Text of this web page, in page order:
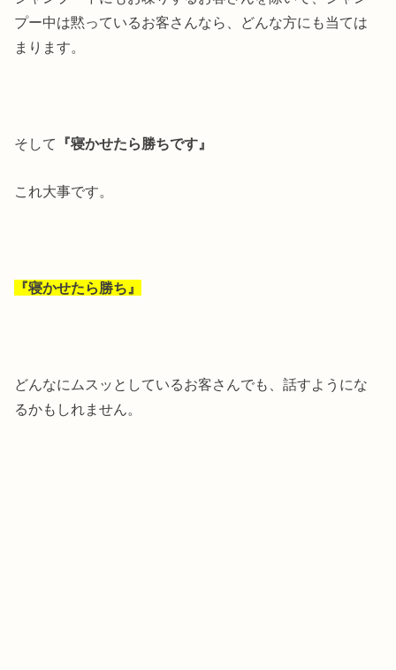
プー中は黙っているお客さんなら、どんな方にも当ては
まります。
そして 『寝かせたら勝ちです』
これ大事です。
『寝かせたら勝ち』
どんなにムスッとしているお客さんでも、話すようにな
るかもしれません。